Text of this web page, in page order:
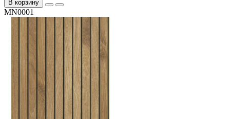
В корзину
MN0001